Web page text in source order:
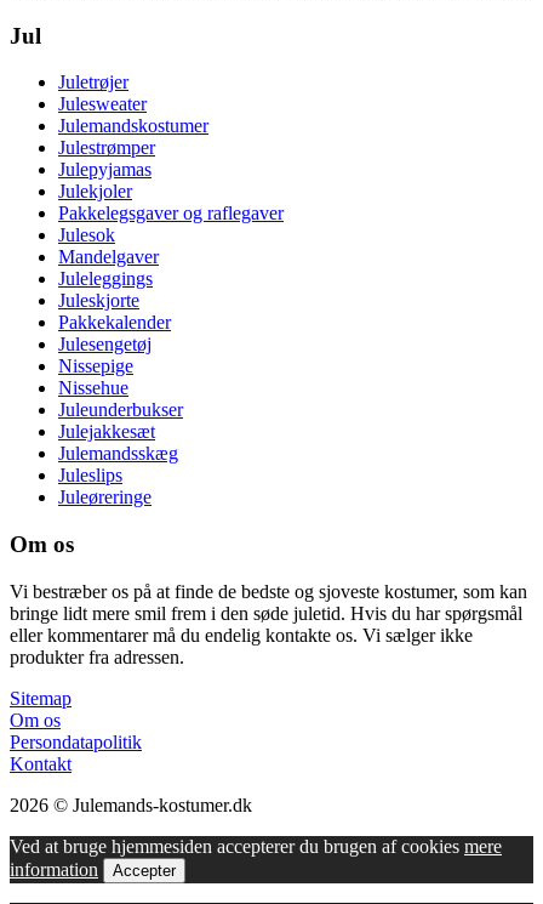
Jul
Juletrøjer
Julesweater
Julemandskostumer
Julestrømper
Julepyjamas
Julekjoler
Pakkelegsgaver og raflegaver
Julesok
Mandelgaver
Juleleggings
Juleskjorte
Pakkekalender
Julesengetøj
Nissepige
Nissehue
Juleunderbukser
Julejakkesæt
Julemandsskæg
Juleslips
Juleøreringe
Om os
Vi bestræber os på at finde de bedste og sjoveste kostumer, som kan
bringe lidt mere smil frem i den søde juletid. Hvis du har spørgsmål
eller kommentarer må du endelig kontakte os. Vi sælger ikke
produkter fra adressen.
Sitemap
Om os
Persondatapolitik
Kontakt
2026 © Julemands-kostumer.dk
Ved at bruge hjemmesiden accepterer du brugen af cookies mere
information
Accepter